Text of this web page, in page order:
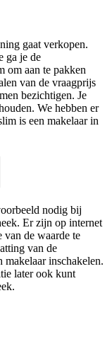
gaat verkopen.
ga je de
om aan te pakken
van de vraagprijs
bezichtigen. Je
We hebben er
is een makelaar in
nodig bij
Er zijn op internet
van de waarde te
van de
inschakelen.
later ook kunt